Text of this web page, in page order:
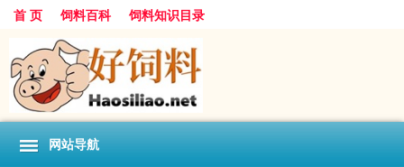
首 页 饲料百科 饲料知识目录
网站导航